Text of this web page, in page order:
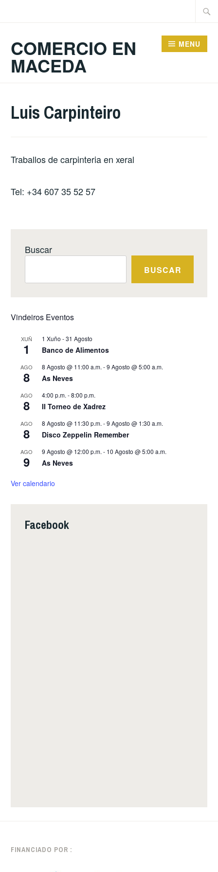
COMERCIO EN
MACEDA
MENU
Luis Carpinteiro
Traballos de carpinteria en xeral
Tel: +34 607 35 52 57
Buscar
BUSCAR
Vindeiros Eventos
XUÑ
1
1 Xuño -31 Agosto
Banco de Alimentos
AGO
8
8 Agosto @ 11:00 a.m. -9 Agosto @ 5:00 a.m.
As Neves
AGO
8
4:00 p.m. -8:00 p.m.
II Torneo de Xadrez
AGO
8
8 Agosto @ 11:30 p.m. -9 Agosto @ 1:30 a.m.
Disco Zeppelin Remember
AGO
9
9 Agosto @ 12:00 p.m. - 10 Agosto @ 5:00 a.m.
As Neves
Ver calendario
Facebook
FINANCIADO POR :